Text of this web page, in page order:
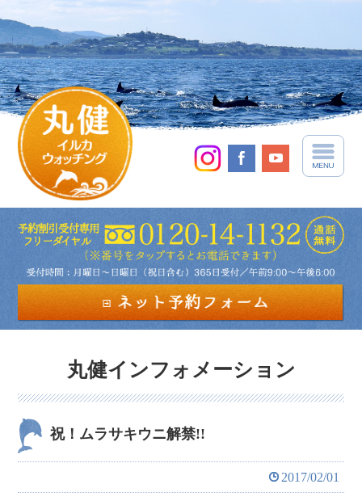
丸健インフォメーション
祝！ムラサキウニ解禁!!
2017/02/01